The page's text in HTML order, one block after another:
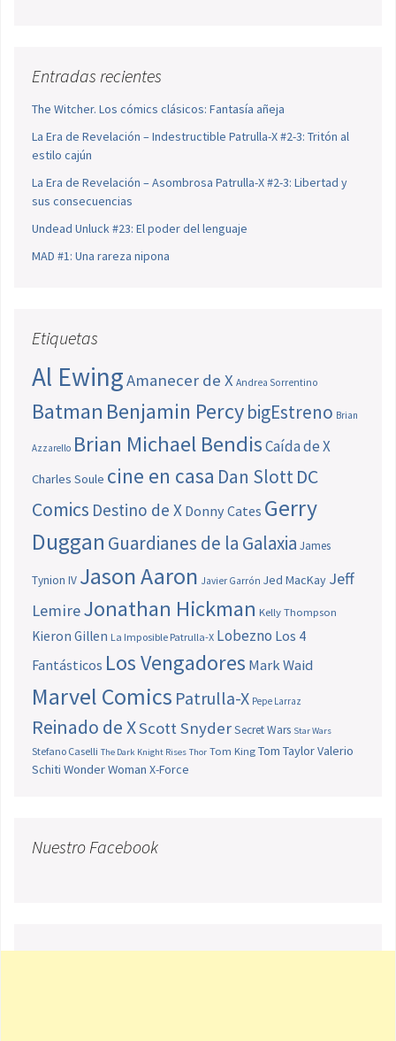
Entradas recientes
The Witcher. Los cómics clásicos: Fantasía añeja
La Era de Revelación – Indestructible Patrulla-X #2-3: Tritón al
estilo cajún
La Era de Revelación – Asombrosa Patrulla-X #2-3: Libertad y
sus consecuencias
Undead Unluck #23: El poder del lenguaje
MAD #1: Una rareza nipona
Etiquetas
Al EwingAmanecer de X Andrea Sorrentino
Batman Benjamin PercybigEstreno Brian
Azzarello Brian Michael BendisCaída de X
Charles Soule cine en casa Dan SlottDC
Comics Destino de X Donny Cates Gerry
Duggan Guardianes de la Galaxia James
Tynion IV Jason Aaron Javier Garrón Jed MacKay Jeff
LemireJonathan Hickman Kelly Thompson
Kieron Gillen La Imposible Patrulla-X Lobezno Los 4
Fantásticos Los Vengadores Mark Waid
Marvel Comics Patrulla-X Pepe Larraz
Reinado de XScott SnyderSecret Wars Star Wars
Stefano Caselli The Dark Knight Rises Thor Tom King Tom TaylorValerio
Schiti Wonder Woman X-Force
Nuestro Facebook